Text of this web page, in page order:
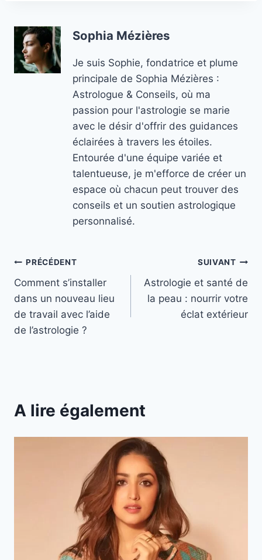
Sophia Mézières
Je suis Sophie, fondatrice et plume
principale de Sophia Mézières :
Astrologue & Conseils, où ma
passion pour l'astrologie se marie
avec le désir d'offrir des guidances
éclairées à travers les étoiles.
Entourée d'une équipe variée et
talentueuse, je m'efforce de créer un
espace où chacun peut trouver des
conseils et un soutien astrologique
personnalisé.
Navigation
de
l’article
PRÉCÉDENT
Comment s’installer
dans un nouveau lieu
de travail avec l’aide
de l’astrologie ?
SUIVANT
Astrologie et santé de
la peau : nourrir votre
éclat extérieur
A lire également